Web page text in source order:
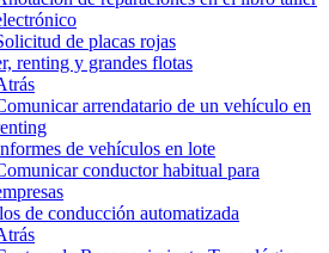
de placas rojas
renting y grandes flotas
arrendatario de un vehículo en
de vehículos en lote
conductor habitual para
de conducción automatizada